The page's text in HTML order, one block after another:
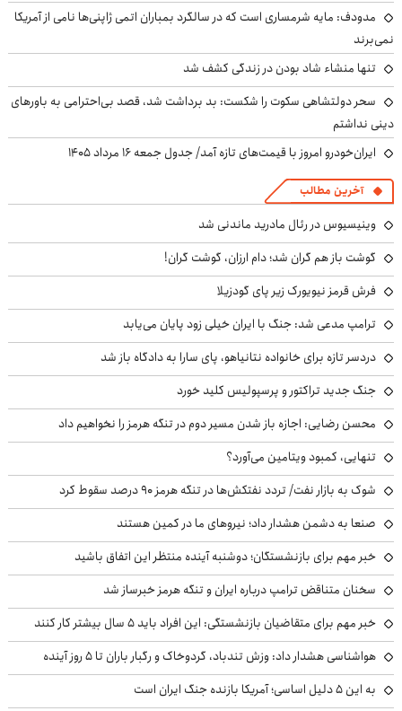
مدودف: مایه شرمساری است که در سالگرد بمباران اتمی ژاپنی‌ها نامی از آمریکا
نمی‌برند
تنها منشاء شاد بودن در زندگی کشف شد
سحر دولتشاهی سکوت را شکست: بد برداشت شد، قصد بی‌احترامی به باورهای
دینی نداشتم
ایران‌خودرو امروز با قیمت‌های تازه آمد/ جدول جمعه ۱۶ مرداد ۱۴۰۵
آخرین مطالب
وینیسیوس در رئال مادرید ماندنی شد
گوشت باز هم گران شد؛ دام ارزان، گوشت گران!
فرش قرمز نیویورک زیر پای گودزیلا
ترامپ مدعی شد: جنگ با ایران خیلی زود پایان می‌یابد
دردسر تازه برای خانواده نتانیاهو، پای سارا به دادگاه باز شد
جنگ جدید تراکتور و پرسپولیس کلید خورد
محسن رضایی: اجازه باز شدن مسیر دوم در تنگه هرمز را نخواهیم داد
تنهایی، کمبود ویتامین می‌آورد؟
شوک به بازار نفت/ تردد نفتکش‌ها در تنگه هرمز ۹۰ درصد سقوط کرد
صنعا به دشمن هشدار داد؛ نیروهای ما در کمین هستند
خبر مهم برای بازنشستگان؛ دوشنبه آینده منتظر این اتفاق باشید
سخنان متناقض ترامپ درباره ایران و تنگه هرمز خبرساز شد
خبر مهم برای متقاضیان بازنشستگی: این افراد باید ۵ سال بیشتر کار کنند
هواشناسی هشدار داد: وزش تندباد، گردوخاک و رگبار باران تا ۵ روز آینده
به این ۵ دلیل اساسی؛ آمریکا بازنده جنگ ایران است